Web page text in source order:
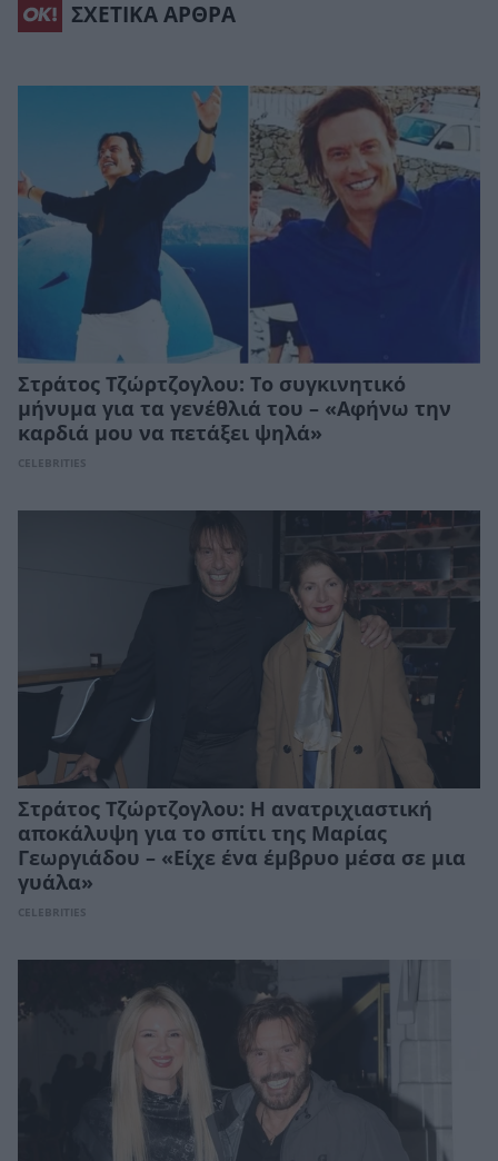
ΣΧΕΤΙΚΑ ΑΡΘΡΑ
Στράτος Τζώρτζογλου: Το συγκινητικό
μήνυμα για τα γενέθλιά του – «Αφήνω την
καρδιά μου να πετάξει ψηλά»
CELEBRITIES
Στράτος Τζώρτζογλου: Η ανατριχιαστική
αποκάλυψη για το σπίτι της Μαρίας
Γεωργιάδου – «Είχε ένα έμβρυο μέσα σε μια
γυάλα»
CELEBRITIES